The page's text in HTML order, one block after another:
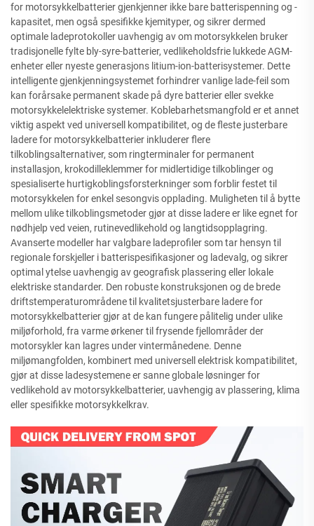
for motorsykkelbatterier gjenkjenner ikke bare batterispenning og -
kapasitet, men også spesifikke kjemityper, og sikrer dermed
optimale ladeprotokoller uavhengig av om motorsykkelen bruker
tradisjonelle fylte bly-syre-batterier, vedlikeholdsfrie lukkede AGM-
enheter eller nyeste generasjons litium-ion-batterisystemer. Dette
intelligente gjenkjenningsystemet forhindrer vanlige lade-feil som
kan forårsake permanent skade på dyre batterier eller svekke
motorsykkelelektriske systemer. Koblebarhetsmangfold er et annet
viktig aspekt ved universell kompatibilitet, og de fleste justerbare
ladere for motorsykkelbatterier inkluderer flere
tilkoblingsalternativer, som ringterminaler for permanent
installasjon, krokodilleklemmer for midlertidige tilkoblinger og
spesialiserte hurtigkoblingsforsterkninger som forblir festet til
motorsykkelen for enkel sesongvis opplading. Muligheten til å bytte
mellom ulike tilkoblingsmetoder gjør at disse ladere er like egnet for
nødhjelp ved veien, rutinevedlikehold og langtidsopplagring.
Avanserte modeller har valgbare ladeprofiler som tar hensyn til
regionale forskjeller i batterispesifikasjoner og ladevalg, og sikrer
optimal ytelse uavhengig av geografisk plassering eller lokale
elektriske standarder. Den robuste konstruksjonen og de brede
driftstemperaturområdene til kvalitetsjusterbare ladere for
motorsykkelbatterier gjør at de kan fungere pålitelig under ulike
miljøforhold, fra varme ørkener til frysende fjellområder der
motorsykler kan lagres under vintermånedene. Denne
miljømangfolden, kombinert med universell elektrisk kompatibilitet,
gjør at disse ladesystemene er sanne globale løsninger for
vedlikehold av motorsykkelbatterier, uavhengig av plassering, klima
eller spesifikke motorsykkelkrav.